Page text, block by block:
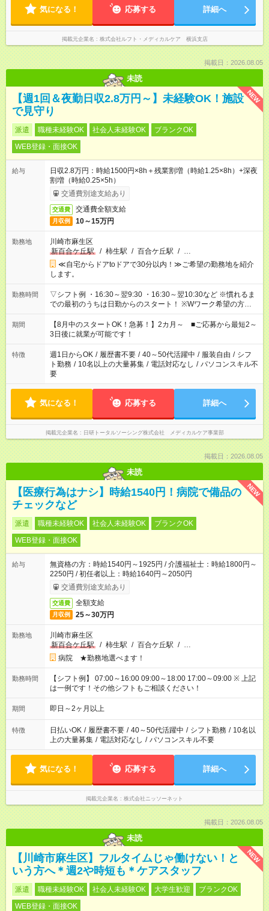
気になる！ 応募する 詳細へ
掲載元企業名 株式会社ルフト・メディカルケア 横浜支店
掲載日：2026.08.05
未読
NEW
【週1回＆夜勤日収2.8万円～】未経験OK！施設
で見守り
派遣 職種未経験OK 社会人未経験OK
ブランクOK
WEB登録・面接OK
給与
日収2.8万円：時給1500円×8h＋残業割増（時給1.25×8h）+深夜
割増（時給0.25×5h）
交通費別途支給あり
交通費 交通費全額支給
月収例 10～15万円
勤務地
川崎市麻生区
新百合ケ丘駅
/ 柿生駅 / 百合ケ丘駅 / …
≪自宅からドアtoドアで30分以内！≫ご希望の勤務地を紹介
します。
勤務時間
▽シフト例 ・16:30～翌9:30 ・16:30～翌10:30など ※慣れるま
での最初のうちは日勤からのスタート！ ※Wワーク希望の方へ
今ご覧のお仕事で希望する勤務時間と、もう1つのお仕事の勤務
時間。 合計で週40時間を超える場合は応募できません。
期間
【8月中のスタートOK！急募！】2カ月～ ■ご応募から最短2～
3日後に就業が可能です！
特徴 週1日からOK / 履歴書不要 / 40～50代活躍中 / 服装自由 / シフ
ト勤務 / 10名以上の大量募集 / 電話対応なし / パソコンスキル不
要
気になる！ 応募する 詳細へ
掲載元企業名 日研トータルソーシング株式会社 メディカルケア事業部
掲載日：2026.08.05
未読
NEW
【医療行為はナシ】時給1540円！病院で備品の
チェックなど
派遣 職種未経験OK 社会人未経験OK
ブランクOK
WEB登録・面接OK
給与
無資格の方：時給1540円～1925円 / 介護福祉士：時給1800円～
2250円 / 初任者以上：時給1640円～2050円
交通費別途支給あり
交通費 全額支給
月収例 25～30万円
勤務地
川崎市麻生区
新百合ケ丘駅
/ 柿生駅 / 百合ケ丘駅 / …
病院 ★勤務地選べます！
勤務時間
【シフト例】 07:00～16:00 09:00～18:00 17:00～09:00 ※ 上記
は一例です！その他シフトもご相談ください！
期間 即日～2ヶ月以上
特徴 日払いOK / 履歴書不要 / 40～50代活躍中 / シフト勤務 / 10名以
上の大量募集 / 電話対応なし / パソコンスキル不要
気になる！ 応募する 詳細へ
掲載元企業名 株式会社ニッソーネット
掲載日：2026.08.05
未読
NEW
【川崎市麻生区】フルタイムじゃ働けない！と
いう方へ＊週2や時短も＊ケアスタッフ
派遣 職種未経験OK 社会人未経験OK 大学生歓迎
ブランクOK
WEB登録・面接OK